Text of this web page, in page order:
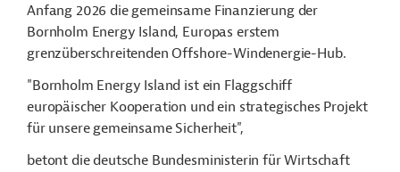
Anfang 2026 die gemeinsame Finanzierung der
Bornholm Energy Island, Europas erstem
grenzüberschreitenden Offshore-Windenergie-Hub.
"Bornholm Energy Island ist ein Flaggschiff
europäischer Kooperation und ein strategisches Projekt
für unsere gemeinsame Sicherheit",
betont die deutsche Bundesministerin für Wirtschaft